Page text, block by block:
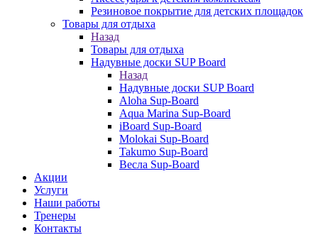
Резиновое покрытие для детских площадок
Товары для отдыха
Назад
Товары для отдыха
Надувные доски SUP Board
Назад
Надувные доски SUP Board
Aloha Sup-Board
Aqua Marina Sup-Board
iBoard Sup-Board
Molokai Sup-Board
Takumo Sup-Board
Весла Sup-Board
Акции
Услуги
Наши работы
Тренеры
Контакты